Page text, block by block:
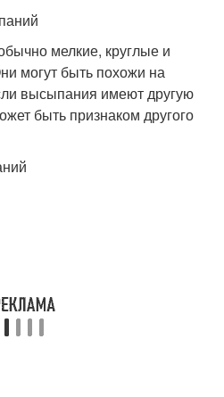
мелкие, круглые и
могут быть похожи на
высыпания имеют другую
быть признаком другого